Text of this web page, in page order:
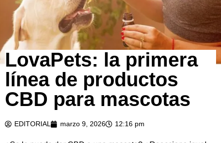
LovaPets: la primera
línea de productos
CBD para mascotas
EDITORIAL marzo 9, 2026 12:16 pm